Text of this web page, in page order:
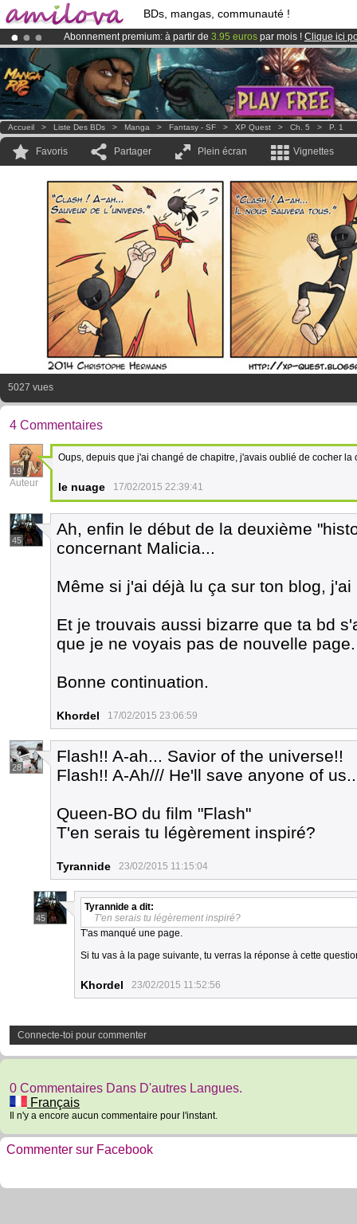
BDs, mangas, communauté !
Abonnement premium: à partir de 3.95 euros par mois ! Clique ici
LeKickstarter Amilova est désormais lancé!.
Déjà 100000membreset 1000BDs & Mangas!
Accueil > Liste Des BDs > Manga > Fantasy - SF > XP Quest > Ch. 5 > P. 1
Favoris Partager Plein écran Vignettes
5027 vues
4 Commentaires
19
Auteur
Oups, depuis que j'ai changé de chapitre, j'avais oublié de cocher
le nuage 17/02/2015 22:39:41
45
Ah, enfin le début de la deuxième
concernant Malicia...
Même si j'ai déjà lu ça sur ton blog,
Et je trouvais aussi bizarre que ta bd
que je ne voyais pas de nouvelle page.
Bonne continuation.
Khordel 17/02/2015 23:06:59
28
Flash!! A-ah... Savior of the universe!!
Flash!! A-Ah/// He'll save anyone of
Queen-BO du film "Flash"
T'en serais tu légèrement inspiré?
Tyrannide 23/02/2015 11:15:04
45
Tyrannide a dit:
T'en serais tu légèrement inspiré?
T'as manqué une page.
Si tu vas à la page suivante, tu verras la réponse à cette
Khordel 23/02/2015 11:52:56
Connecte-toi pour commenter
0 Commentaires Dans D'autres Langues.
Français
Il n'y a encore aucun commentaire pour l'instant.
Commenter sur Facebook